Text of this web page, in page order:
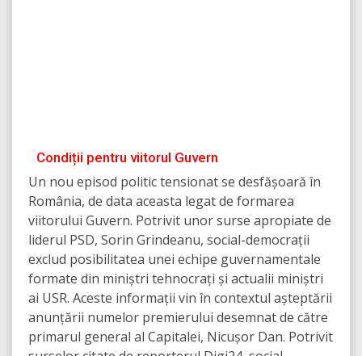
Condiții pentru viitorul Guvern
Un nou episod politic tensionat se desfășoară în
România, de data aceasta legat de formarea
viitorului Guvern. Potrivit unor surse apropiate de
liderul PSD, Sorin Grindeanu, social-democrații
exclud posibilitatea unei echipe guvernamentale
formate din miniștri tehnocrați și actualii miniștri
ai USR. Aceste informații vin în contextul așteptării
anunțării numelor premierului desemnat de către
primarul general al Capitalei, Nicușor Dan. Potrivit